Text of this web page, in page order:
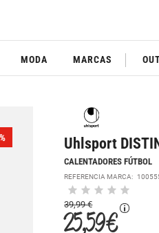
MODA MARCAS
Uhlsport
CALENTADORES FÚTBOL
REFERENCIA MARCA:
39,99 €
25,59 €
%